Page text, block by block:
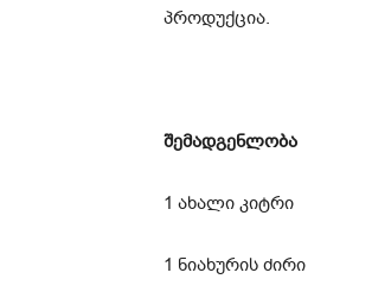
პროდუქცია.
შემადგენლობა
1 ახალი კიტრი
1 ნიახურის ძირი